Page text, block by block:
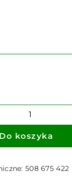
Do koszyka
508 675 422